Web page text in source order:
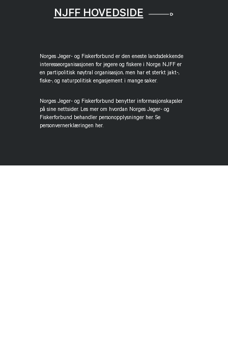
NJFF HOVEDSIDE
Norges Jeger- og Fiskerforbund er den eneste landsdekkende
interesseorganisasjonen for jegere og fiskere i Norge. NJFF er
en partipolitisk nøytral organisasjon, men har et sterkt jakt-,
fiske-, og naturpolitisk engasjement i mange saker.
Norges Jeger- og Fiskerforbund benytter informasjonskapsler
på sine nettsider. Les mer om hvordan Norges Jeger- og
Fiskerforbund behandler personopplysninger her. Se
personvernerklæringen her.